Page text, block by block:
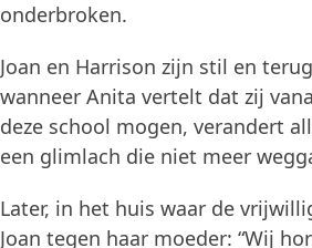
onderbroken.
Joan en Harrison zijn stil en
wanneer Anita vertelt dat zij
deze school mogen, verandert
een glimlach die niet meer
Later, in het huis waar de
Joan tegen haar moeder: “Wij